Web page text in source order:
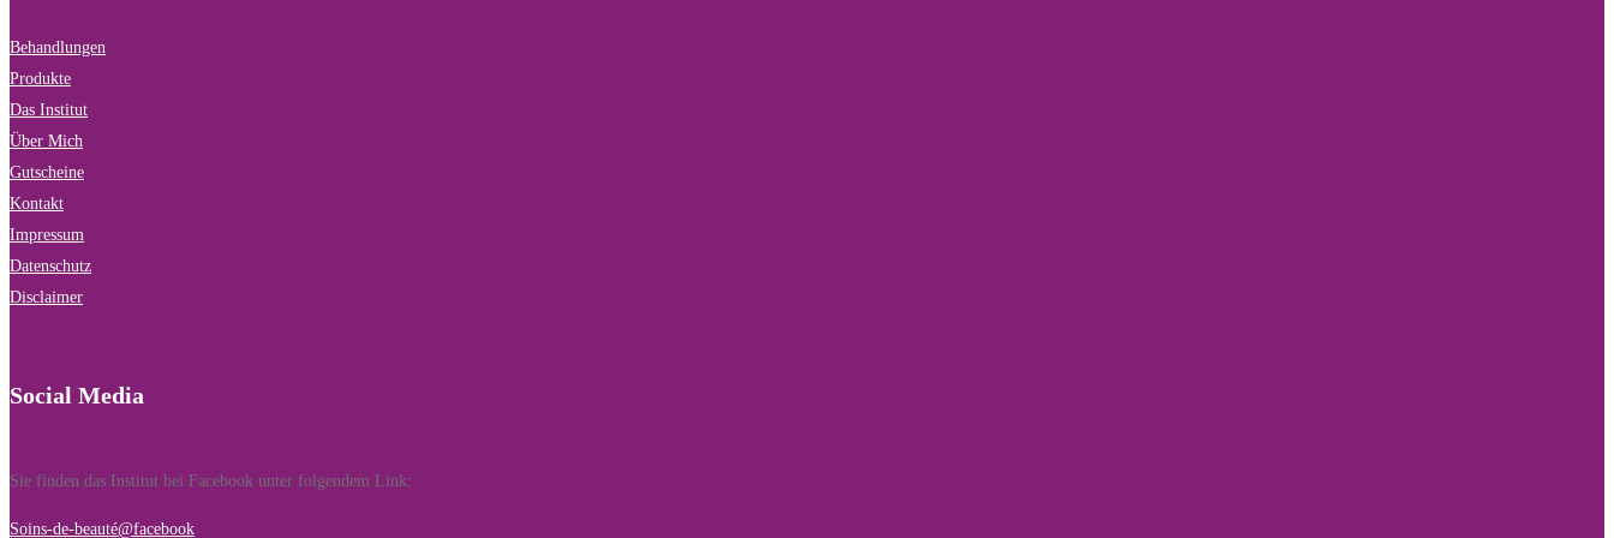
Behandlungen
Produkte
Das Institut
Über Mich
Gutscheine
Kontakt
Impressum
Datenschutz
Disclaimer
Social Media
Sie finden das Institut bei Facebook unter folgendem Link:
Soins-de-beauté@facebook